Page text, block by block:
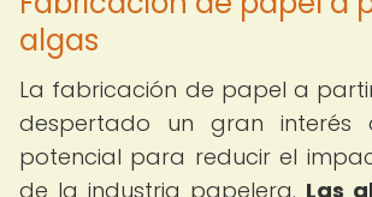
algas
La fabricación de papel a
despertado un gran interés
potencial para reducir el
de la industria papelera. Las